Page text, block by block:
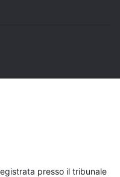
presso il tribunale